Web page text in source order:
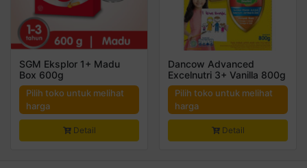
SGM Eksplor 1+ Madu
Box 600g
Pilih toko untuk melihat
harga
Detail
Dancow Advanced
Excelnutri 3+ Vanilla 800g
Pilih toko untuk melihat
harga
Detail